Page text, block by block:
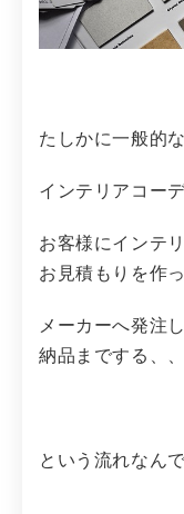
たしかに一般的な
インテリアコー
お客様にインテ
お見積もりを作
メーカーへ発注
納品までする、、
という流れなん